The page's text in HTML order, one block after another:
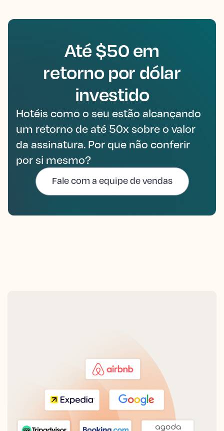
Até $50 em
retorno por dólar
investido
Hotéis como o seu estão alcançando
um retorno de até 50x sobre o valor
da assinatura. Por que não conferir
por si mesmo?
Fale com a equipe de vendas